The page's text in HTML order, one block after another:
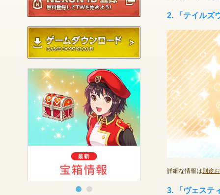
ゲームダウンロード
2. 「テイルズ
詳細な情報は別途
3. 「ヴェステ